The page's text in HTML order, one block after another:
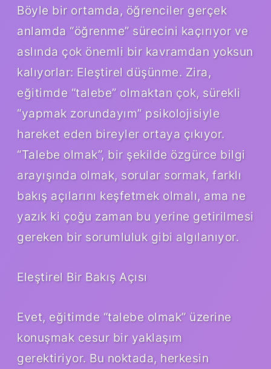
Böyle bir ortamda, öğrenciler gerçek
anlamda “öğrenme” sürecini kaçırıyor ve
aslında çok önemli bir kavramdan yoksun
kalıyorlar: Eleştirel düşünme. Zira,
eğitimde “talebe” olmaktan çok, sürekli
“yapmak zorundayım” psikolojisiyle
hareket eden bireyler ortaya çıkıyor.
“Talebe olmak”, bir şekilde özgürce bilgi
arayışında olmak, sorular sormak, farklı
bakış açılarını keşfetmek olmalı, ama ne
yazık ki çoğu zaman bu yerine getirilmesi
gereken bir sorumluluk gibi algılanıyor.
Eleştirel Bir Bakış Açısı
Evet, eğitimde “talebe olmak” üzerine
konuşmak cesur bir yaklaşım
gerektiriyor. Bu noktada, herkesin